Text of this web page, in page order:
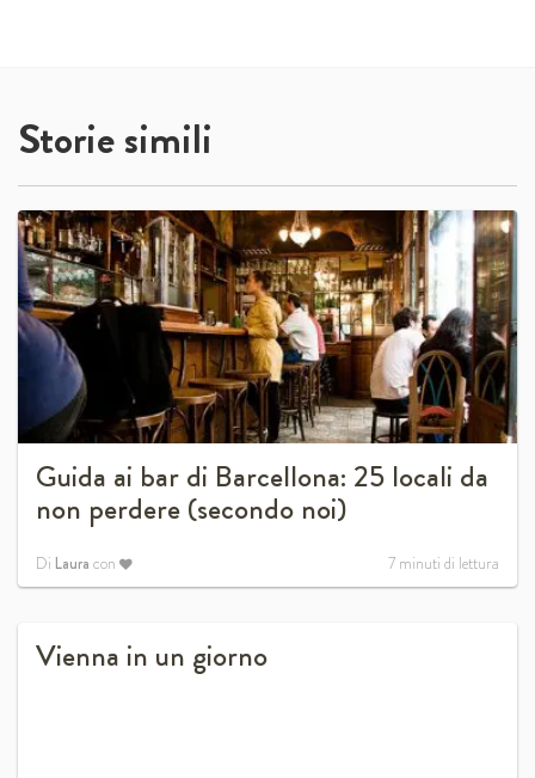
Storie simili
Guida ai bar di Barcellona: 25 locali da
non perdere (secondo noi)
Di Laura con 7 minuti di lettura
Vienna in un giorno